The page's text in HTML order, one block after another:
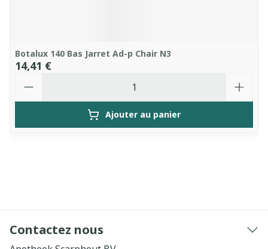
Botalux 140 Bas Jarret Ad-p Chair N3
14,41 €
Ajouter au panier
Contactez nous